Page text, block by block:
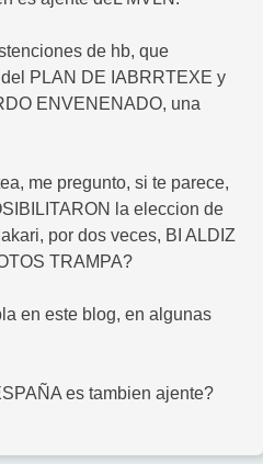
de hb, que
PLAN DE IABRRTEXE y
ENVENENADO, una
me pregunto, si te parece,
la eleccion de
por dos veces, BI ALDIZ
TRAMPA?
en este blog, en algunas
es tambien ajente?